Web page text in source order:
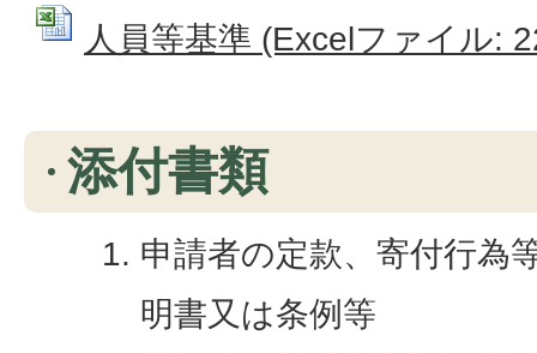
人員等基準 (Excelファイル:
添付書類
申請者の定款、寄付行為
明書又は条例等